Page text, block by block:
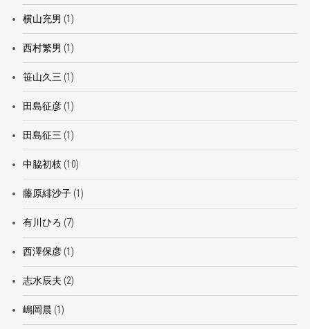
横山充男 (1)
西村繁男 (1)
笹山久三 (1)
田島征彦(1)
田島征三 (1)
中脇初枝 (10)
藤原緋沙子(1)
有川ひろ (7)
西澤保彦(1)
志水辰夫 (2)
嶋岡晨 (1)